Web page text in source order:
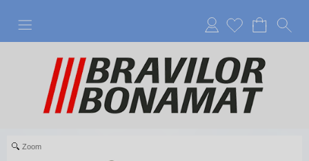
Anmelden
Zoom